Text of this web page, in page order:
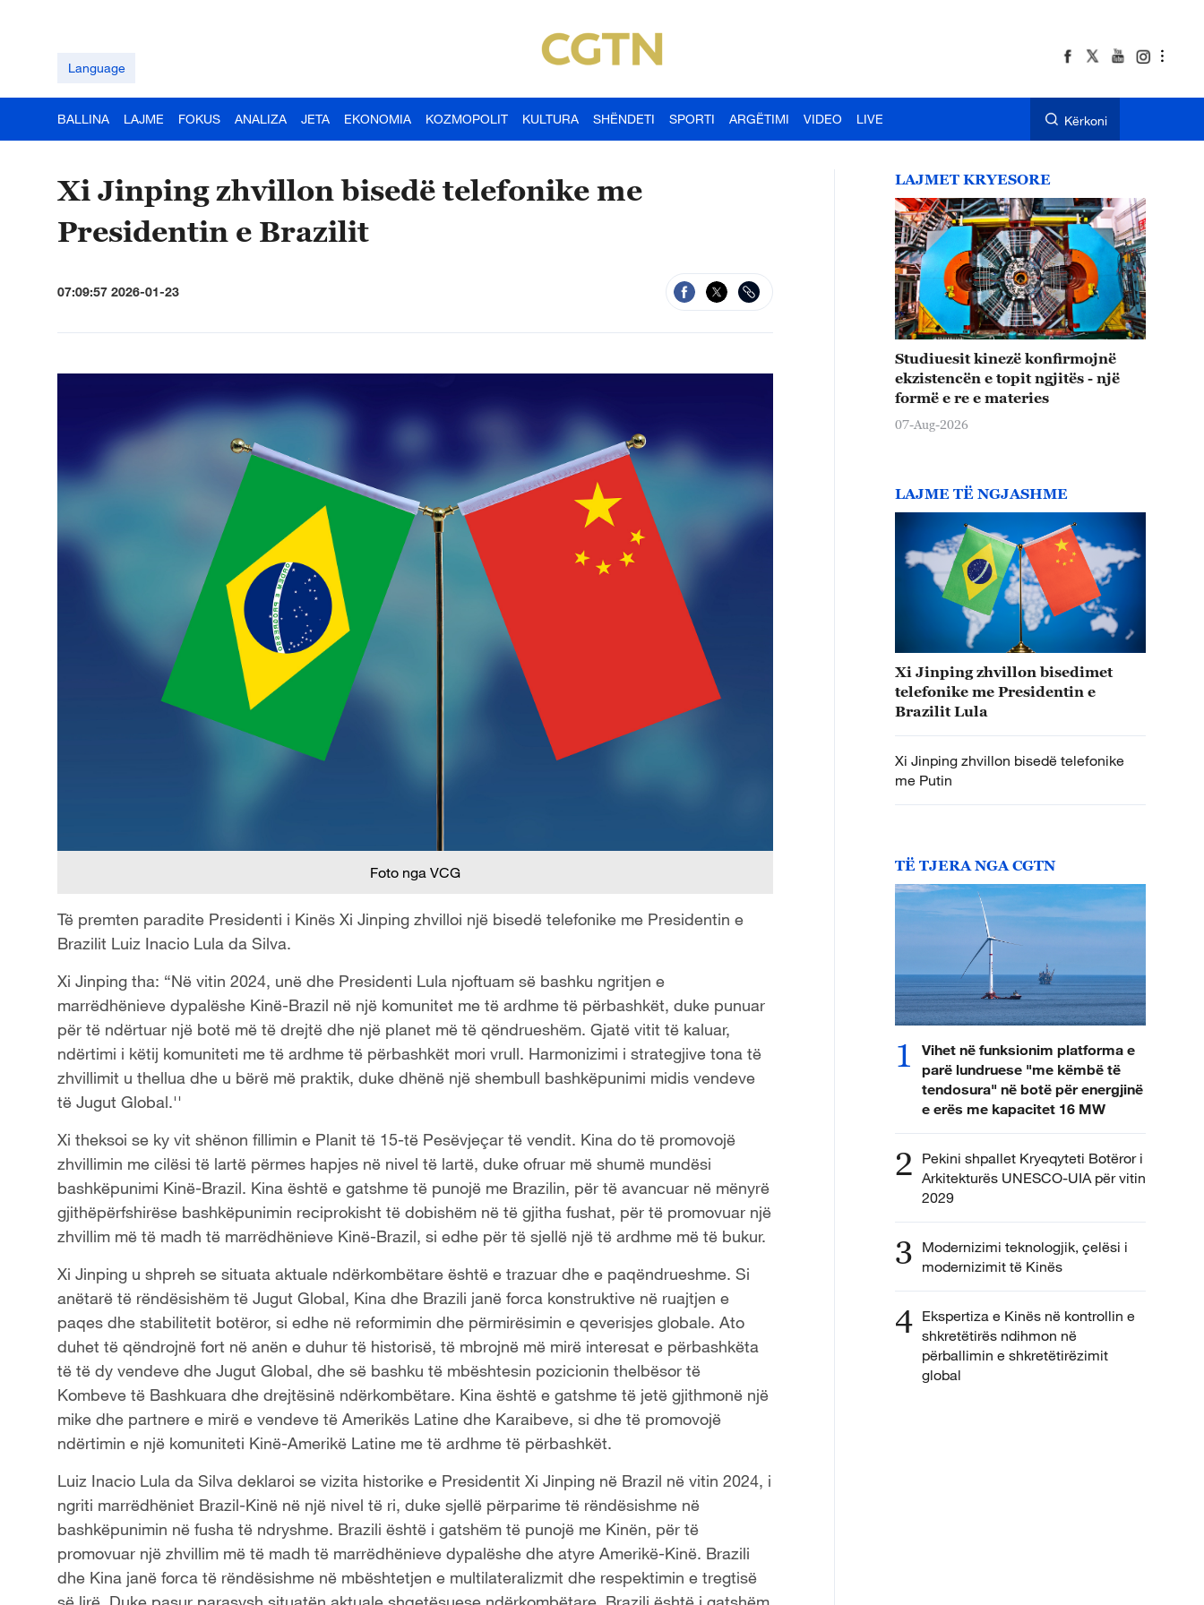
Language
BALLINA LAJME FOKUS ANALIZA JETA EKONOMIA KOZMOPOLIT KULTURA SHËNDETI SPORTI ARGËTIMI VIDEO LIVE Kërkoni
Xi Jinping zhvillon bisedë telefonike me
Presidentin e Brazilit
07:09:57 2026-01-23
Foto nga VCG
Të premten paradite Presidenti i Kinës Xi Jinping zhvilloi një bisedë telefonike me Presidentin e
Brazilit Luiz Inacio Lula da Silva.
Xi Jinping tha: “Në vitin 2024, unë dhe Presidenti Lula njoftuam së bashku ngritjen e
marrëdhënieve dypalëshe Kinë-Brazil në një komunitet me të ardhme të përbashkët, duke punuar
për të ndërtuar një botë më të drejtë dhe një planet më të qëndrueshëm. Gjatë vitit të kaluar,
ndërtimi i këtij komuniteti me të ardhme të përbashkët mori vrull. Harmonizimi i strategjive tona të
zhvillimit u thellua dhe u bërë më praktik, duke dhënë një shembull bashkëpunimi midis vendeve
të Jugut Global.''
Xi theksoi se ky vit shënon fillimin e Planit të 15-të Pesëvjeçar të vendit. Kina do të promovojë
zhvillimin me cilësi të lartë përmes hapjes në nivel të lartë, duke ofruar më shumë mundësi
bashkëpunimi Kinë-Brazil. Kina është e gatshme të punojë me Brazilin, për të avancuar në mënyrë
gjithëpërfshirëse bashkëpunimin reciprokisht të dobishëm në të gjitha fushat, për të promovuar një
zhvillim më të madh të marrëdhënieve Kinë-Brazil, si edhe për të sjellë një të ardhme më të bukur.
Xi Jinping u shpreh se situata aktuale ndërkombëtare është e trazuar dhe e paqëndrueshme. Si
anëtarë të rëndësishëm të Jugut Global, Kina dhe Brazili janë forca konstruktive në ruajtjen e
paqes dhe stabilitetit botëror, si edhe në reformimin dhe përmirësimin e qeverisjes globale. Ato
duhet të qëndrojnë fort në anën e duhur të historisë, të mbrojnë më mirë interesat e përbashkëta
të të dy vendeve dhe Jugut Global, dhe së bashku të mbështesin pozicionin thelbësor të
Kombeve të Bashkuara dhe drejtësinë ndërkombëtare. Kina është e gatshme të jetë gjithmonë një
mike dhe partnere e mirë e vendeve të Amerikës Latine dhe Karaibeve, si dhe të promovojë
ndërtimin e një komuniteti Kinë-Amerikë Latine me të ardhme të përbashkët.
Luiz Inacio Lula da Silva deklaroi se vizita historike e Presidentit Xi Jinping në Brazil në vitin 2024, i
ngriti marrëdhëniet Brazil-Kinë në një nivel të ri, duke sjellë përparime të rëndësishme në
bashkëpunimin në fusha të ndryshme. Brazili është i gatshëm të punojë me Kinën, për të
promovuar një zhvillim më të madh të marrëdhënieve dypalëshe dhe atyre Amerikë-Kinë. Brazili
dhe Kina janë forca të rëndësishme në mbështetjen e multilateralizmit dhe respektimin e tregtisë
LAJMET KRYESORE
Studiuesit kinezë konfirmojnë
ekzistencën e topit ngjitës - një
formë e re e materies
07-Aug-2026
LAJME TË NGJASHME
Xi Jinping zhvillon bisedimet
telefonike me Presidentin e
Brazilit Lula
Xi Jinping zhvillon bisedë telefonike
me Putin
TË TJERA NGA CGTN
1
Vihet në funksionim platforma e
parë lundruese "me këmbë të
tendosura" në botë për energjinë
e erës me kapacitet 16 MW
2 Pekini shpallet Kryeqyteti Botëror i
Arkitekturës UNESCO-UIA për vitin
2029
3 Modernizimi teknologjik, çelësi i
modernizimit të Kinës
4 Ekspertiza e Kinës në kontrollin e
shkretëtirës ndihmon në
përballimin e shkretëtirëzimit
global